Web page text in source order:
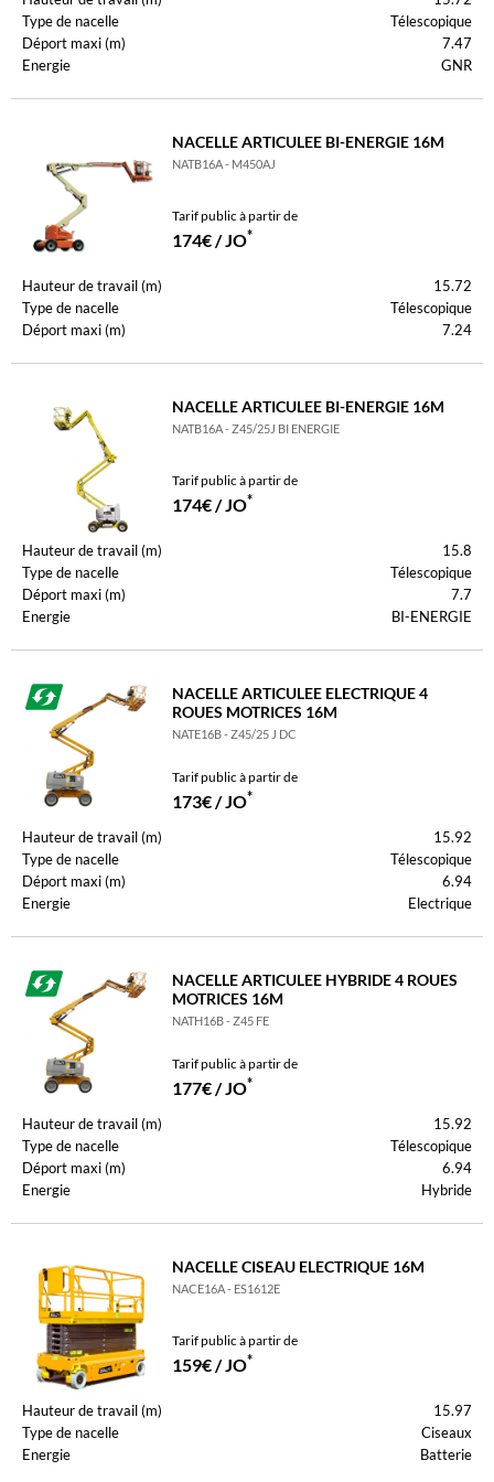
Type de nacelle
Télescopique
Déport maxi (m)
7.47
Energie
GNR
NACELLE ARTICULEE BI-ENERGIE 16M
NATB16A - M450AJ
Tarif public à partir de
174€ / JO*
Hauteur de travail (m)
15.72
Type de nacelle
Télescopique
Déport maxi (m)
7.24
NACELLE ARTICULEE BI-ENERGIE 16M
NATB16A - Z45/25J BI ENERGIE
Tarif public à partir de
174€ / JO*
Hauteur de travail (m)
15.8
Type de nacelle
Télescopique
Déport maxi (m)
7.7
Energie
BI-ENERGIE
NACELLE ARTICULEE ELECTRIQUE 4
ROUES MOTRICES 16M
NATE16B - Z45/25 J DC
Tarif public à partir de
173€ / JO*
Hauteur de travail (m)
15.92
Type de nacelle
Télescopique
Déport maxi (m)
6.94
Energie
Electrique
NACELLE ARTICULEE HYBRIDE 4 ROUES
MOTRICES 16M
NATH16B - Z45 FE
Tarif public à partir de
177€ / JO*
Hauteur de travail (m)
15.92
Type de nacelle
Télescopique
Déport maxi (m)
6.94
Energie
Hybride
NACELLE CISEAU ELECTRIQUE 16M
NACE16A - ES1612E
Tarif public à partir de
159€ / JO*
Hauteur de travail (m)
15.97
Type de nacelle
Ciseaux
Energie
Batterie